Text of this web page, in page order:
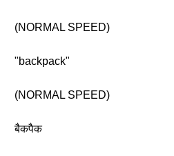
(NORMAL SPEED)
"backpack"
(NORMAL SPEED)
बैकपैक